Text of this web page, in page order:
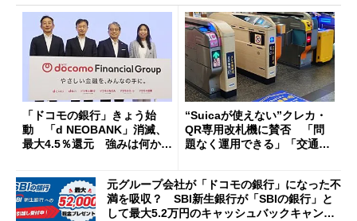
「ドコモの銀行」きょう始
動 「d NEOBANK」消滅、
最大4.5％還元 強みは何か解
“Suicaが使えない”クレカ・
QR専用改札機に賛否 「問
題なく運用できる」「交通系I
元グループ会社が「ドコモの銀行」になった不
満を吸収？ SBI新生銀行が「SBIの銀行」と
して最大5.2万円のキャッシュバックキャンペ